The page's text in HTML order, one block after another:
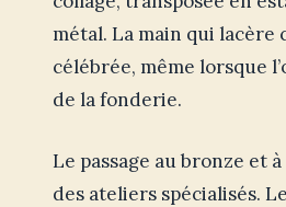
métal. La main qui lacère
célébrée, même lorsque
de la fonderie.
Le passage au bronze et
des ateliers spécialisés.